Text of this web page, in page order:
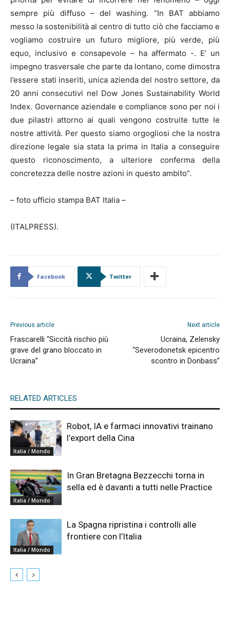
sempre più diffuso – del washing. “In BAT abbiamo
messo la sostenibilità al centro di tutto ciò che facciamo e
vogliamo costruire un futuro migliore, più verde, più
equo, inclusivo e consapevole – ha affermato -. E’ un
impegno trasversale che parte da lontano, come dimostra
l’essere stati inseriti, unica azienda del nostro settore, da
20 anni consecutivi nel Dow Jones Sustainability World
Index. Governance aziendale e compliance sono per noi i
due pilastri attorno ai quali vengono costruite tutte le
nostre attività. Per questo siamo orgogliosi che la nostra
direzione legale sia stata la prima in Italia a conseguire
questo riconoscimento, a ulteriore conferma della
concretezza delle nostre azioni in questo ambito”.
– foto ufficio stampa BAT Italia –
(ITALPRESS).
Facebook Twitter
Previous article
Frascarelli “Siccità rischio più
grave del grano bloccato in
Ucraina”
Next article
Ucraina, Zelensky
“Severodonetsk epicentro
scontro in Donbass”
RELATED ARTICLES
Italia / Mondo
Robot, IA e farmaci innovativi trainano
l’export della Cina
Italia / Mondo
In Gran Bretagna Bezzecchi torna in
sella ed è davanti a tutti nelle Practice
Italia / Mondo
La Spagna ripristina i controlli alle
frontiere con l’Italia